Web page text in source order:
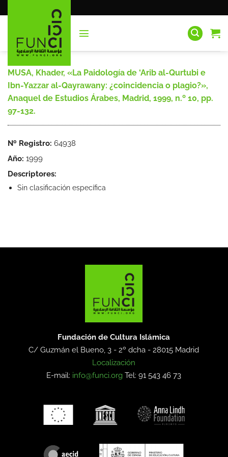
al
MUSA, Khader, «La Paidología de ‘Arib al-Qurtubi e
Ibn-Yazzar al-Qayrawany: ¿coincidencia o plagio?»,
Anaquel de Estudios Árabes, Madrid, 1999, n.º 10, pp.
97-132.
Nº Registro: 64938
Año: 1999
Descriptores:
Sin clasificación específica
Fundación de Cultura Islámica
C/ Guzmán el Bueno, 3 - 2º dcha -28015 Madrid
Localización
E-mail: info@funci.org Tel: 91 543 46 73